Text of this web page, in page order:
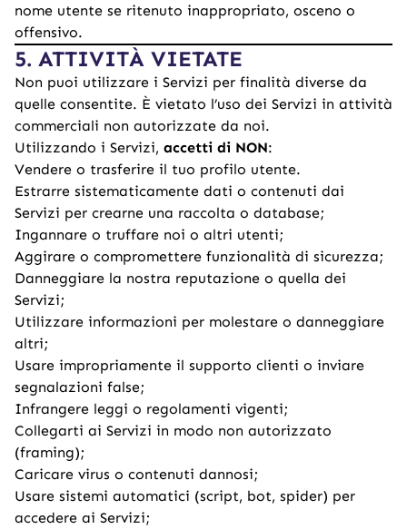
nome utente se ritenuto inappropriato, osceno o
offensivo.
5. ATTIVITÀ VIETATE
Non puoi utilizzare i Servizi per finalità diverse da
quelle consentite. È vietato l’uso dei Servizi in attività
commerciali non autorizzate da noi.
Utilizzando i Servizi, accetti di NON:
Vendere o trasferire il tuo profilo utente.
Estrarre sistematicamente dati o contenuti dai
Servizi per crearne una raccolta o database;
Ingannare o truffare noi o altri utenti;
Aggirare o compromettere funzionalità di sicurezza;
Danneggiare la nostra reputazione o quella dei
Servizi;
Utilizzare informazioni per molestare o danneggiare
altri;
Usare impropriamente il supporto clienti o inviare
segnalazioni false;
Infrangere leggi o regolamenti vigenti;
Collegarti ai Servizi in modo non autorizzato
(framing);
Caricare virus o contenuti dannosi;
Usare sistemi automatici (script, bot, spider) per
accedere ai Servizi;